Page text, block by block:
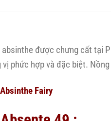
được chưng cất tại
phức hợp và đặc biệt.
Fairy